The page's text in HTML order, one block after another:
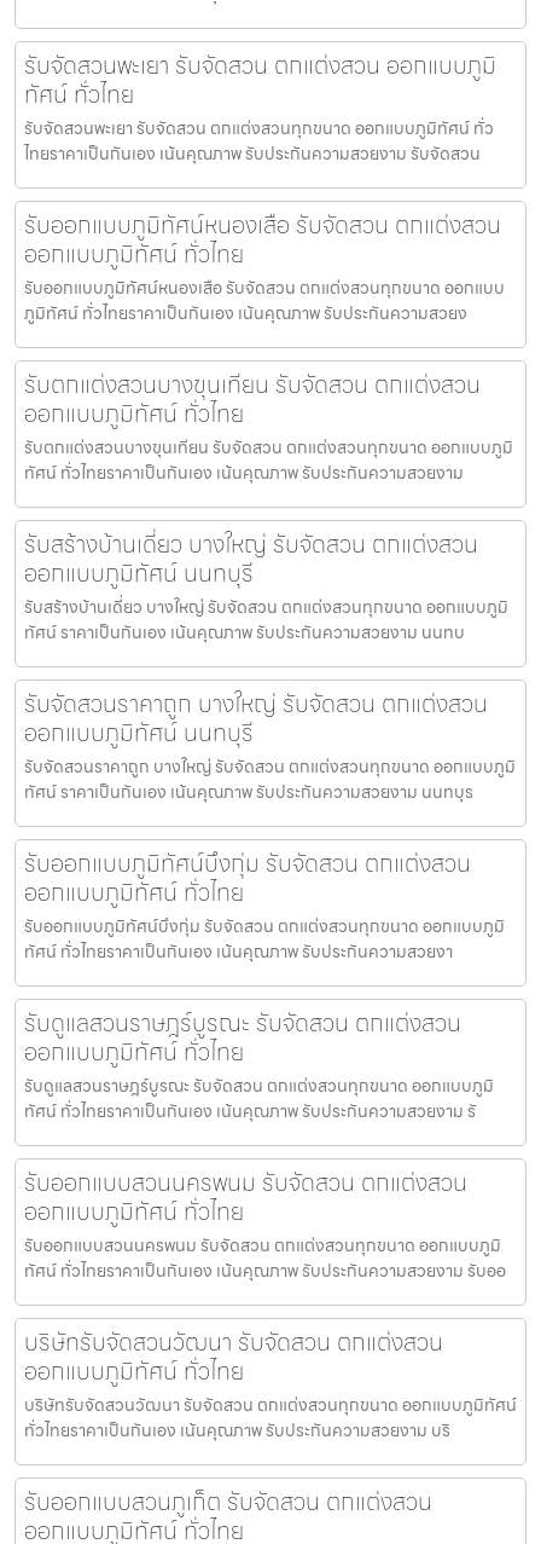
รับจัดสวนพะเยา รับจัดสวน ตกแต่งสวน ออกแบบภูมิ
ทัศน์ ทั่วไทย
รับจัดสวนพะเยา รับจัดสวน ตกแต่งสวนทุกขนาด ออกแบบภูมิทัศน์ ทั่ว
ไทยราคาเป็นกันเอง เน้นคุณภาพ รับประกันความสวยงาม รับจัดสวน
รับออกแบบภูมิทัศน์หนองเสือ รับจัดสวน ตกแต่งสวน
ออกแบบภูมิทัศน์ ทั่วไทย
รับออกแบบภูมิทัศน์หนองเสือ รับจัดสวน ตกแต่งสวนทุกขนาด ออกแบบ
ภูมิทัศน์ ทั่วไทยราคาเป็นกันเอง เน้นคุณภาพ รับประกันความสวยง
รับตกแต่งสวนบางขุนเทียน รับจัดสวน ตกแต่งสวน
ออกแบบภูมิทัศน์ ทั่วไทย
รับตกแต่งสวนบางขุนเทียน รับจัดสวน ตกแต่งสวนทุกขนาด ออกแบบภูมิ
ทัศน์ ทั่วไทยราคาเป็นกันเอง เน้นคุณภาพ รับประกันความสวยงาม
รับสร้างบ้านเดี่ยว บางใหญ่ รับจัดสวน ตกแต่งสวน
ออกแบบภูมิทัศน์ นนทบุรี
รับสร้างบ้านเดี่ยว บางใหญ่ รับจัดสวน ตกแต่งสวนทุกขนาด ออกแบบภูมิ
ทัศน์ ราคาเป็นกันเอง เน้นคุณภาพ รับประกันความสวยงาม นนทบ
รับจัดสวนราคาถูก บางใหญ่ รับจัดสวน ตกแต่งสวน
ออกแบบภูมิทัศน์ นนทบุรี
รับจัดสวนราคาถูก บางใหญ่ รับจัดสวน ตกแต่งสวนทุกขนาด ออกแบบภูมิ
ทัศน์ ราคาเป็นกันเอง เน้นคุณภาพ รับประกันความสวยงาม นนทบุร
รับออกแบบภูมิทัศน์บึงกุ่ม รับจัดสวน ตกแต่งสวน
ออกแบบภูมิทัศน์ ทั่วไทย
รับออกแบบภูมิทัศน์บึงกุ่ม รับจัดสวน ตกแต่งสวนทุกขนาด ออกแบบภูมิ
ทัศน์ ทั่วไทยราคาเป็นกันเอง เน้นคุณภาพ รับประกันความสวยงา
รับดูแลสวนราษฎร์บูรณะ รับจัดสวน ตกแต่งสวน
ออกแบบภูมิทัศน์ ทั่วไทย
รับดูแลสวนราษฎร์บูรณะ รับจัดสวน ตกแต่งสวนทุกขนาด ออกแบบภูมิ
ทัศน์ ทั่วไทยราคาเป็นกันเอง เน้นคุณภาพ รับประกันความสวยงาม รั
รับออกแบบสวนนครพนม รับจัดสวน ตกแต่งสวน
ออกแบบภูมิทัศน์ ทั่วไทย
รับออกแบบสวนนครพนม รับจัดสวน ตกแต่งสวนทุกขนาด ออกแบบภูมิ
ทัศน์ ทั่วไทยราคาเป็นกันเอง เน้นคุณภาพ รับประกันความสวยงาม รับออ
บริษัทรับจัดสวนวัฒนา รับจัดสวน ตกแต่งสวน
ออกแบบภูมิทัศน์ ทั่วไทย
บริษัทรับจัดสวนวัฒนา รับจัดสวน ตกแต่งสวนทุกขนาด ออกแบบภูมิทัศน์
ทั่วไทยราคาเป็นกันเอง เน้นคุณภาพ รับประกันความสวยงาม บริ
รับออกแบบสวนภูเก็ต รับจัดสวน ตกแต่งสวน
ออกแบบภูมิทัศน์ ทั่วไทย